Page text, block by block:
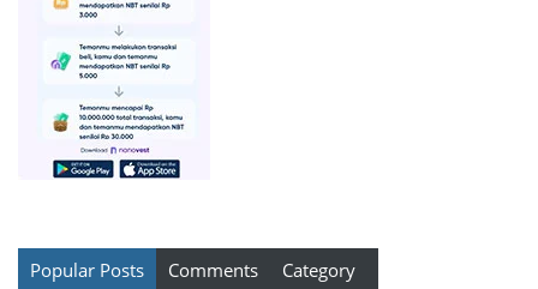
Popular Posts Comments Category